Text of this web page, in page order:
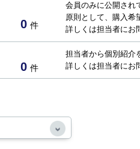
0 件
会員のみに公開され
原則として、購入希
詳しくは担当者にお
0 件
担当者から個別紹介
詳しくは担当者にお